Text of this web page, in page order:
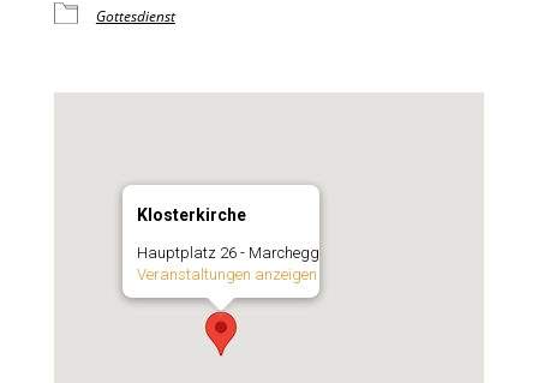
Gottesdienst
Klosterkirche
Hauptplatz 26 - Marchegg
Veranstaltungen anzeigen